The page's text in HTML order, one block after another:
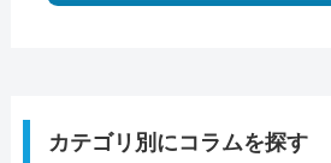
カテゴリ別にコラムを探す